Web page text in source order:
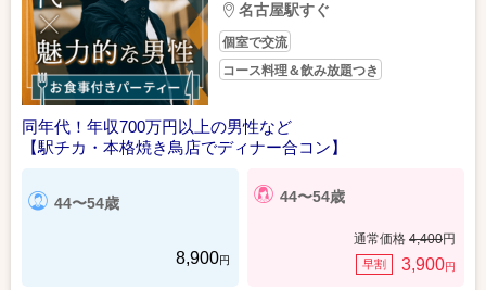
名古屋駅すぐ
個室で交流
コース料理＆飲み放題つき
同年代！年収700万円以上の男性など
【駅チカ・本格焼き鳥店でディナー合コン】
44〜54歳
8,900円
44〜54歳
通常価格 4,400円
早割 3,900円